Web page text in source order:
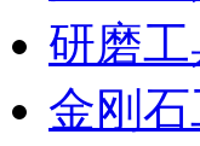
研磨工
金刚